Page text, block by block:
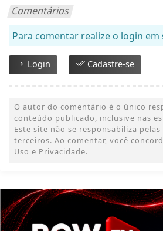
Comentários
Para comentar realize o login em
Login Cadastre-se
O autor do comentário é o único
conteúdo publicado, inclusive nas
Este site não se responsabiliza
terceiros. Ao comentar, você
Uso e Privacidade.